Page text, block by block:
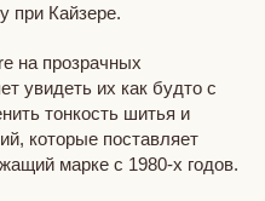
при Кайзере.
на прозрачных
увидеть их как будто с
тонкость шитья и
которые поставляет
марке с 1980-х годов.